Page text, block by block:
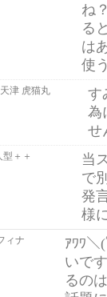
ね
る
は
使
天津 虎猫丸
す
為
せ
型＋＋
当
で
発
様
ィナ
ｱﾜﾜ＼
いで
るの